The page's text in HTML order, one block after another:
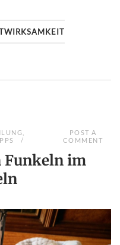
POST A
COMMENT
Funkeln im